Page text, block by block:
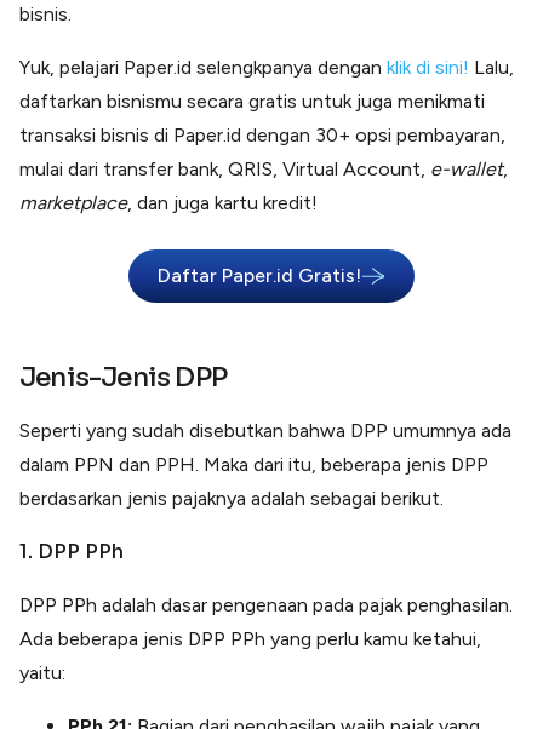
bisnis.
Yuk, pelajari Paper.id selengkpanya dengan klik di sini! Lalu,
daftarkan bisnismu secara gratis untuk juga menikmati
transaksi bisnis di Paper.id dengan 30+ opsi pembayaran,
mulai dari transfer bank, QRIS, Virtual Account, e-wallet,
marketplace, dan juga kartu kredit!
Daftar Paper.id Gratis!
Jenis-Jenis DPP
Seperti yang sudah disebutkan bahwa DPP umumnya ada
dalam PPN dan PPH. Maka dari itu, beberapa jenis DPP
berdasarkan jenis pajaknya adalah sebagai berikut.
1. DPP PPh
DPP PPh adalah dasar pengenaan pada pajak penghasilan.
Ada beberapa jenis DPP PPh yang perlu kamu ketahui,
yaitu: